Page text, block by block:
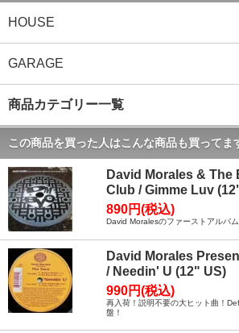
HOUSE
GARAGE
商品カテゴリー一覧
この商品を買った人はこんな商品も買ってま
David Morales & The
Club / Gimme Luv
890円(税込)
David Moralesのファーストアルバム
David Morales
/ Needin' U (12" US)
990円(税込)
再入荷！説明不要の大ヒット曲！
盤！